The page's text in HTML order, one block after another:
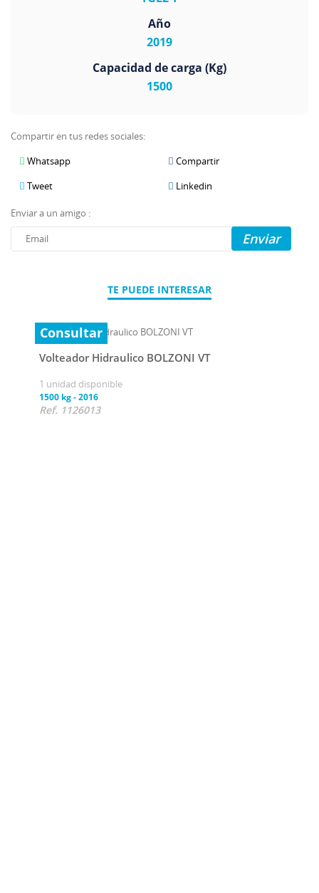
Año
2019
Capacidad de carga (Kg)
1500
Compartir en tus redes sociales:
Whatsapp
Compartir
Tweet
Linkedin
Enviar a un amigo :
Enviar
TE PUEDE INTERESAR
Consultar
Volteador Hidraulico BOLZONI VT
1 unidad disponible
1500 kg-2016
Ref. 1126013